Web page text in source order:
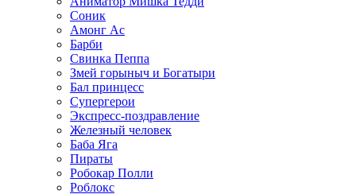
Соник
Амонг Ас
Барби
Свинка Пеппа
Змей горыныч и Богатыри
Бал принцесс
Супергерои
Экспресс-поздравление
Железный человек
Баба Яга
Пираты
Робокар Полли
Роблокс